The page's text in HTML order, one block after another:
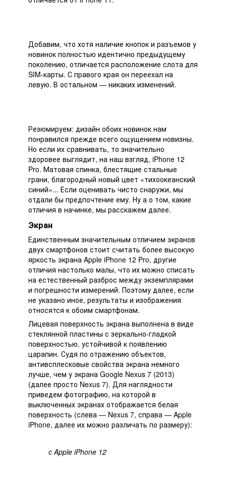
Добавим, что хотя наличие кнопок и разъемов у
новинок полностью идентично предыдущему
поколению, отличается расположение слота для
SIM-карты. С правого края он переехал на
левую. В остальном — никаких изменений.
Резюмируем: дизайн обоих новинок нам
понравился прежде всего ощущением новизны.
Но если их сравнивать, то значительно
здоровее выглядит, на наш взгляд, iPhone 12
Pro. Матовая спинка, блестящие стальные
грани, благородный новый цвет «тихоокеанский
синий»... Если оценивать чисто снаружи, мы
отдали бы предпочтение ему. Ну а о том, какие
отличия в начинке, мы расскажем далее.
Экран
Единственным значительным отличием экранов
двух смартфонов стоит считать более высокую
яркость экрана Apple iPhone 12 Pro, другие
отличия настолько малы, что их можно списать
на естественный разброс между экземплярами
и погрешности измерений. Поэтому далее, если
не указано иное, результаты и изображения
относятся к обоим смартфонам.
Лицевая поверхность экрана выполнена в виде
стеклянной пластины с зеркально-гладкой
поверхностью, устойчивой к появлению
царапин. Судя по отражению объектов,
антивсплесковые свойства экрана немного
лучше, чем у экрана Google Nexus 7 (2013)
(далее просто Nexus 7). Для наглядности
приведем фотографию, на которой в
выключенных экранах отображается белая
поверхность (слева — Nexus 7, справа — Apple
iPhone, далее их можно различать по размеру):
с Apple iPhone 12